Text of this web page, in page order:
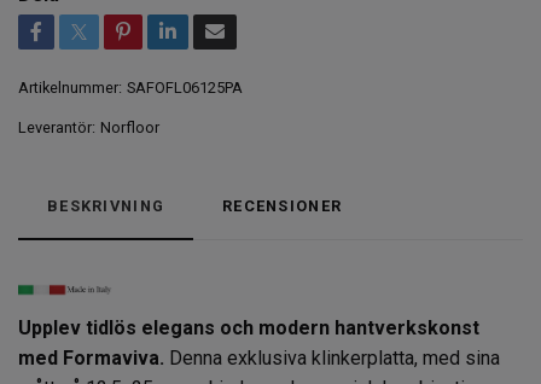
Artikelnummer: SAFOFL06125PA
Leverantör: Norfloor
BESKRIVNING RECENSIONER
Upplev tidlös elegans och modern hantverkskonst
med Formaviva. Denna exklusiva klinkerplatta, med sina